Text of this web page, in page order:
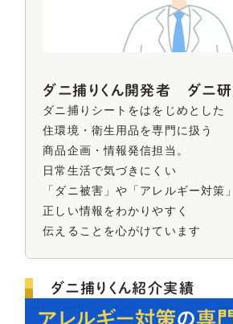
ダニ捕りくん開発者 ダニ
ダニ捕りシートをはをじめとした
住環境・衛生用品を専門に扱う
商品企画・情報発信担当。
日常生活で気づきにくい
「ダニ被害」や 「アレルギー対策
正しい情報をわかりやすく
伝えることを心がけています
ダニ捕りくん紹介実績